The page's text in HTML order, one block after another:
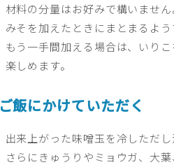
材料の分量はお好みで構いません
みそを加えたときにまとまるよ
もう一手間加える場合は、いり
楽しめます。
ご飯にかけていただく
出来上がった味噌玉を冷しただ
さらにきゅうりやミョウガ、大